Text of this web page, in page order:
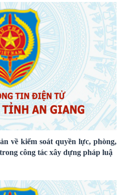
về kiểm soát quyền lực, phòng,
công tác xây dựng pháp luậ